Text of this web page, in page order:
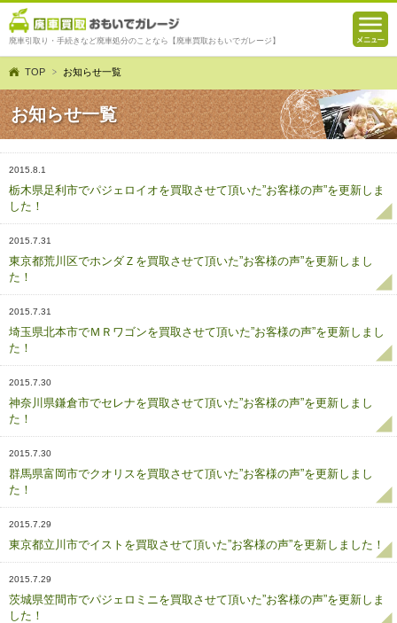
廃車引取り・手続きなど廃車処分のことなら【廃車買取おもいでガレージ】
TOP お知らせ一覧
お知らせ一覧
2015.8.1
栃木県足利市でパジェロイオを買取させて頂いた”お客様の声”を更新しま
した！
2015.7.31
東京都荒川区でホンダＺを買取させて頂いた”お客様の声”を更新しまし
た！
2015.7.31
埼玉県北本市でＭＲワゴンを買取させて頂いた”お客様の声”を更新しまし
た！
2015.7.30
神奈川県鎌倉市でセレナを買取させて頂いた”お客様の声”を更新しまし
た！
2015.7.30
群馬県富岡市でクオリスを買取させて頂いた”お客様の声”を更新しまし
た！
2015.7.29
東京都立川市でイストを買取させて頂いた”お客様の声”を更新しました！
2015.7.29
茨城県笠間市でパジェロミニを買取させて頂いた”お客様の声”を更新しま
した！